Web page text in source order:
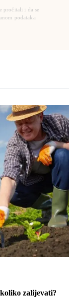
pročitali i da se
podataka
zalijevati?